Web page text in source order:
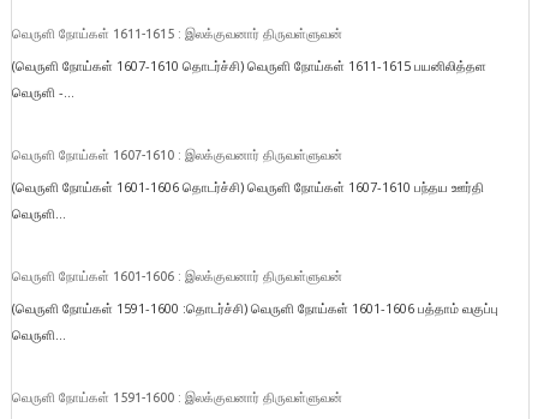
வெருளி நோய்கள் 1611-1615 : இலக்குவனார் திருவள்ளுவன்
(வெருளி நோய்கள் 1607-1610 தொடர்ச்சி) வெருளி நோய்கள் 1611-1615 பயனிலித்தள
வெருளி -...
வெருளி நோய்கள் 1607-1610 : இலக்குவனார் திருவள்ளுவன்
(வெருளி நோய்கள் 1601-1606 தொடர்ச்சி) வெருளி நோய்கள் 1607-1610 பந்தய ஊர்தி
வெருளி...
வெருளி நோய்கள் 1601-1606 : இலக்குவனார் திருவள்ளுவன்
(வெருளி நோய்கள் 1591-1600 :தொடர்ச்சி) வெருளி நோய்கள் 1601-1606 பத்தாம் வகுப்பு
வெருளி...
வெருளி நோய்கள் 1591-1600 : இலக்குவனார் திருவள்ளுவன்